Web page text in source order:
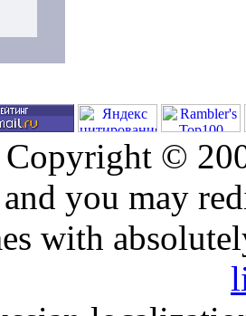
Copyright ©
you may
with